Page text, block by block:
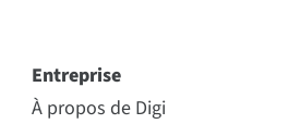
Entreprise
À propos de Digi